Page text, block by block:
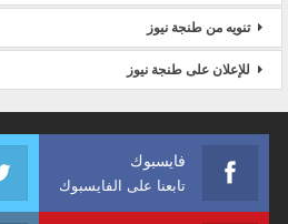
تنويه من طنجة نيوز
للإعلان على طنجة نيوز
فايسبوك
تابعنا على الفايسبوك